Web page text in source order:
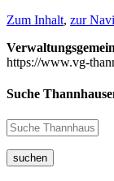
Zum Inhalt, zur
https://www.vg-
Suche
suchen